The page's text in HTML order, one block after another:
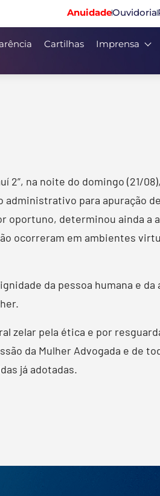
AnuidadeOuvidoria
Cartilhas Imprensa
na noite do domingo (21/
para apuração
oportuno, determinou ainda a
ocorreram em ambientes
da pessoa humana e da
zelar pela ética e por
da Mulher Advogada e de
já adotadas.